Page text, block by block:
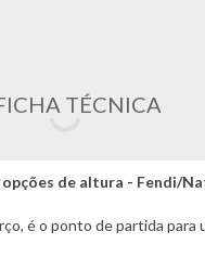
TÉCNICA
de altura - Fendi/
é o ponto de partida